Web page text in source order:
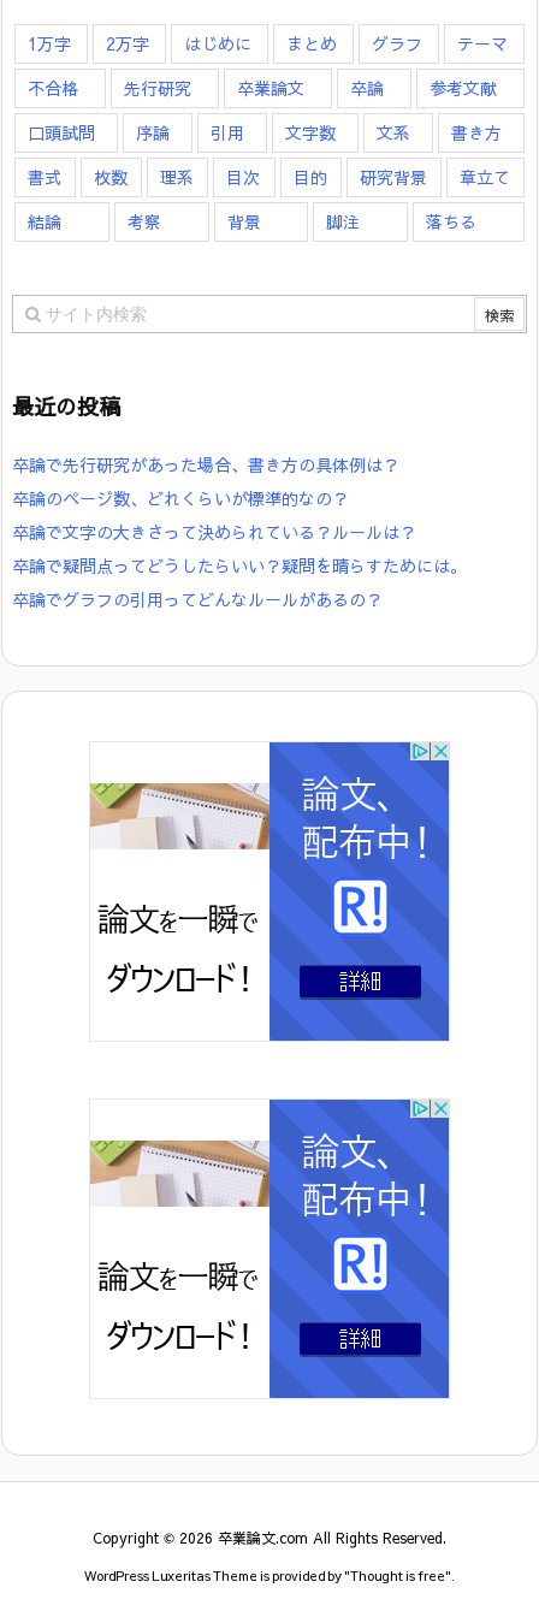
1万字 2万字 はじめに まとめ グラフ
テーマ
不合格
先行研究 卒業論文 卒論
参考文献
口頭試問
序論 引用 文字数 文系
書き方
書式
枚数 理系 目次 目的 研究背景
章立て
結論
考察 背景 脚注 落ちる
最近の投稿
卒論で先行研究があった場合、書き方の具体例は？
卒論のページ数、どれくらいが標準的なの？
卒論で文字の大きさって決められている？ルールは？
卒論で疑問点ってどうしたらいい？疑問を晴らすためには。
卒論でグラフの引用ってどんなルールがあるの？
Copyright © 2026 卒業論文.com All Rights Reserved.
WordPress Luxeritas Theme is provided by "Thought is free".